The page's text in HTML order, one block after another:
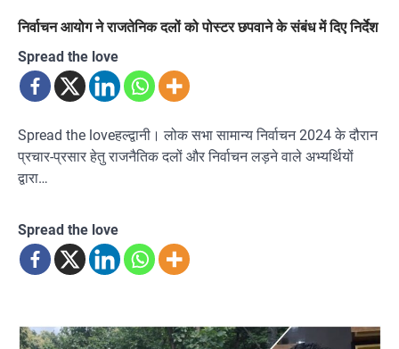
निर्वाचन आयोग ने राजतेनिक दलों को पोस्टर छपवाने के संबंध में दिए निर्देश
Spread the love
Spread the loveहल्द्वानी। लोक सभा सामान्य निर्वाचन 2024 के दौरान
प्रचार-प्रसार हेतु राजनैतिक दलों और निर्वाचन लड़ने वाले अभ्यर्थियों
द्वारा…
Spread the love